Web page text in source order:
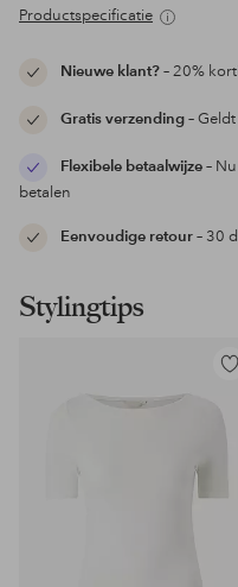
Productspecificatie
Nieuwe klant?– 20%
Gratis verzending–
Flexibele betaalwijze–
betalen
Eenvoudige retour– 30
Stylingtips